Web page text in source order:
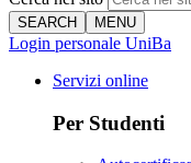
SEARCH MENU
Login personale UniBa
Servizi online
Per Studenti